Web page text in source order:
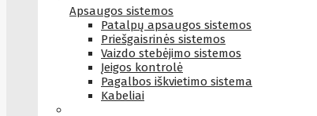
Apsaugos sistemos
Patalpų apsaugos sistemos
Priešgaisrinės sistemos
Vaizdo stebėjimo sistemos
Įeigos kontrolė
Pagalbos iškvietimo sistema
Kabeliai